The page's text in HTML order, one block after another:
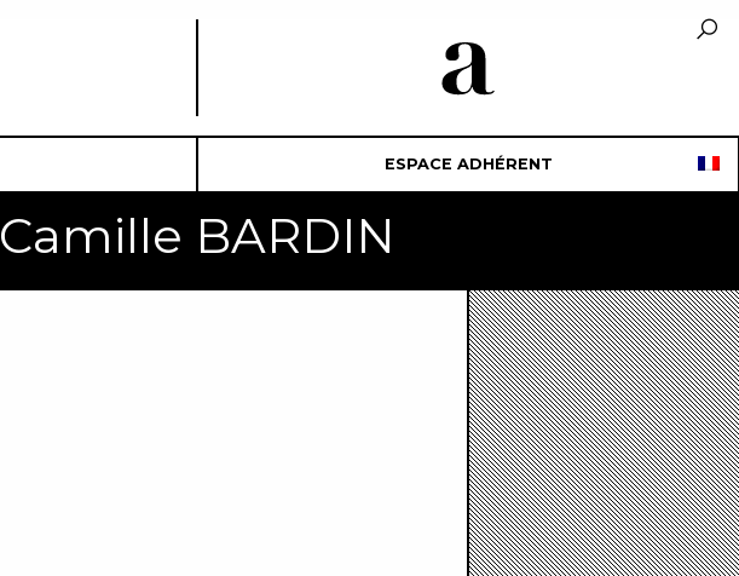
ESPACE ADHÉRENT
Camille BARDIN